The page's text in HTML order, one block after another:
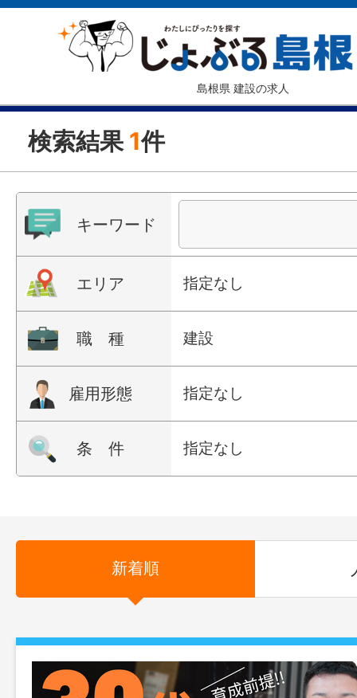
島根県 建設の求人
検索結果 1件
キーワード
エリア 指定なし
職 種 建設
雇用形態 指定なし
条 件 指定なし
新着順